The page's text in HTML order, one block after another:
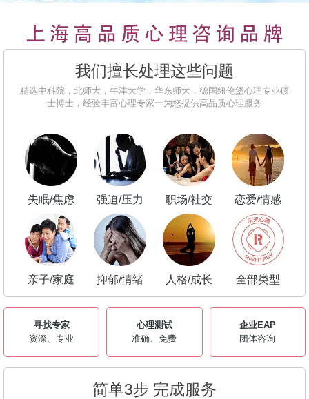
我们擅长处理这些问题
精选中科院，北师大，牛津大学，华东师大，德国纽伦堡心理专业硕
士博士，经验丰富心理专家一为您提供高品质心理服务
失眠/焦虑 强迫/压力 职场/社交 恋爱/情感
亲子/家庭 抑郁/情绪 人格/成长 全部类型
寻找专家
资深、专业
心理测试
准确、免费
企业EAP
团体咨询
简单3步 完成服务